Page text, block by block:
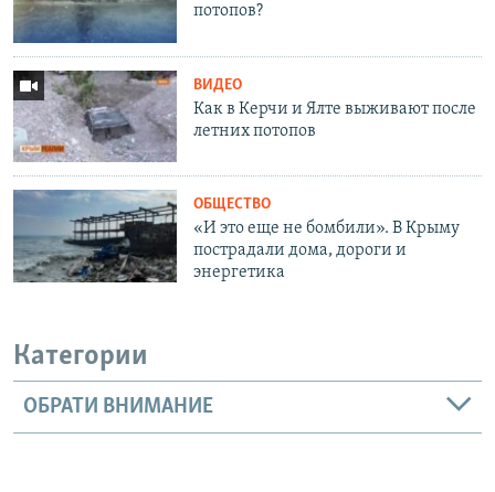
потопов?
ВИДЕО
Как в Керчи и Ялте выживают после
летних потопов
ОБЩЕСТВО
«И это еще не бомбили». В Крыму
пострадали дома, дороги и
энергетика
Категории
ОБРАТИ ВНИМАНИЕ